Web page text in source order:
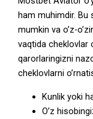
ham muhimdir. Bu
mumkin va o’z-
vaqtida cheklovlar
qarorlaringizni
cheklovlarni
Kunlik yoki
O’z